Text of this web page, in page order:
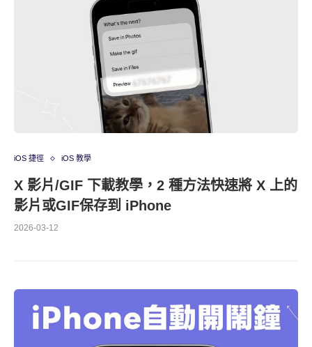
iOS 捷徑 iOS 教學
X 影片/GIF 下載教學，2 種方法快速將 X 上的
影片或GIF保存到 iPhone
2026-03-12